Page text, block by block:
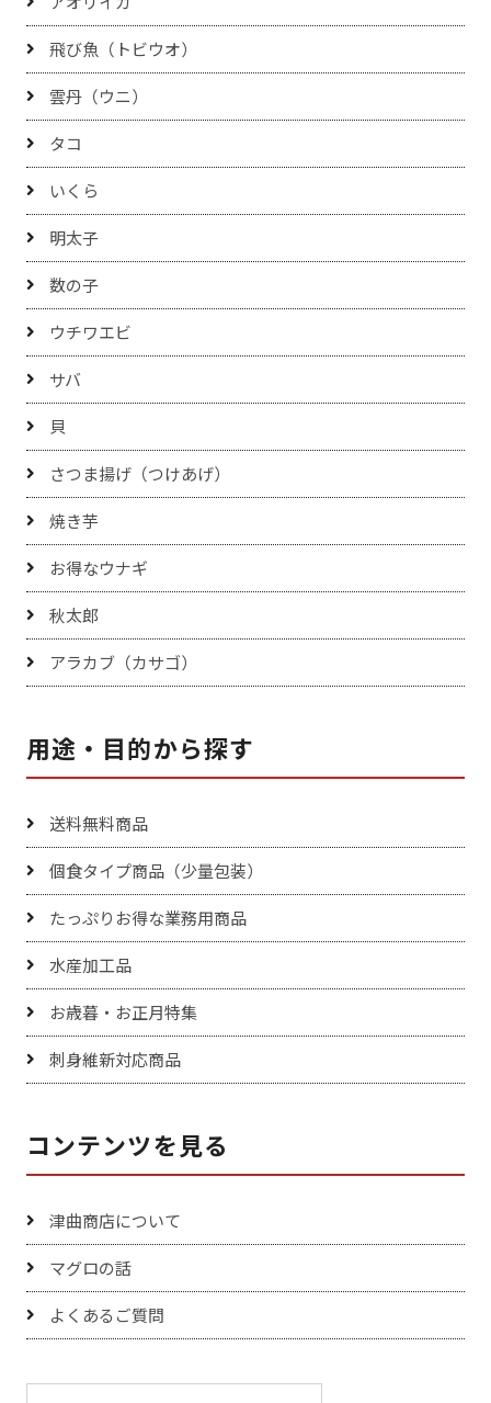
飛び魚（トビウオ）
雲丹（ウニ）
タコ
いくら
明太子
数の子
ウチワエビ
サバ
貝
さつま揚げ（つけあげ）
焼き芋
お得なウナギ
秋太郎
アラカブ（カサゴ）
用途・目的から探す
送料無料商品
個食タイプ商品（少量包装）
たっぷりお得な業務用商品
水産加工品
お歳暮・お正月特集
刺身維新対応商品
コンテンツを見る
津曲商店について
マグロの話
よくあるご質問